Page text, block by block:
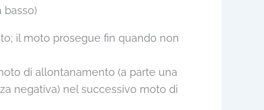
il moto prosegue fin quando non
di allontanamento (a parte una
negativa) nel successivo moto di